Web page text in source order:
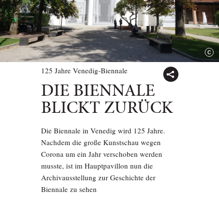
125 Jahre Venedig-Biennale
DIE BIENNALE
BLICKT ZURÜCK
Die Biennale in Venedig wird 125 Jahre.
Nachdem die große Kunstschau wegen
Corona um ein Jahr verschoben werden
musste, ist im Hauptpavillon nun die
Archivausstellung zur Geschichte der
Biennale zu sehen